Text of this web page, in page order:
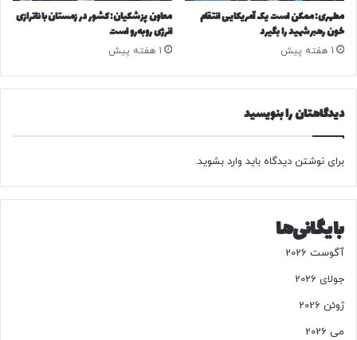
ا
ی
ن
س
ا
ا
ل
ا
م
د
مطهری: ممکن است یک آمریکایی انتقام
خون رهبر شهید را بگیرد
1 هفته پیش
معاون پزشکیان: کشور در زمستان با ناترازی
انرژی روبه‌رو است
1 هفته پیش
دیدگاهتان را بنویسید
برای نوشتن دیدگاه باید وارد بشوید.
بایگانی‌ها
آگوست 2026
جولای 2026
ژوئن 2026
می 2026